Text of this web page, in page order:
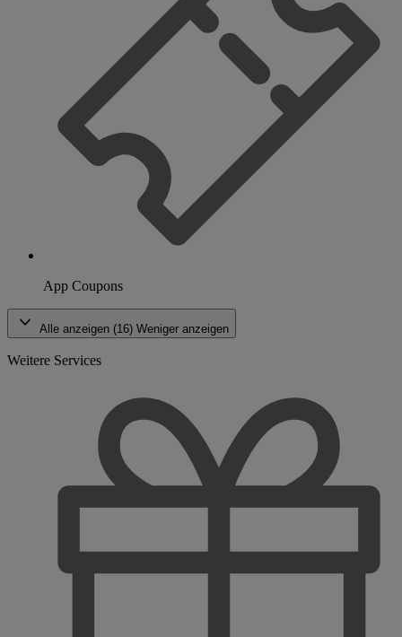
App Coupons
Alle anzeigen (16) Weniger anzeigen
Weitere Services